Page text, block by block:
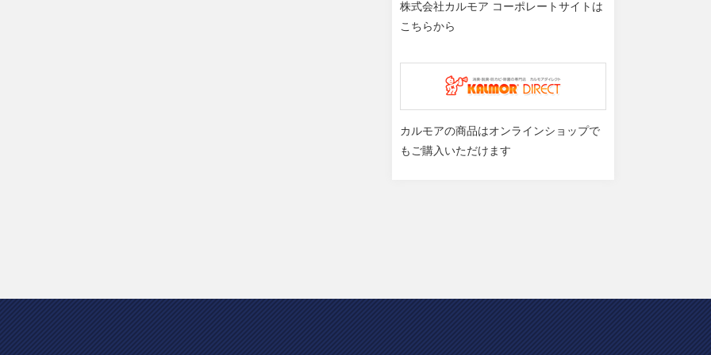
株式会社カルモア コーポレートサイトは
こちらから
カルモアの商品はオンラインショップで
もご購入いただけます